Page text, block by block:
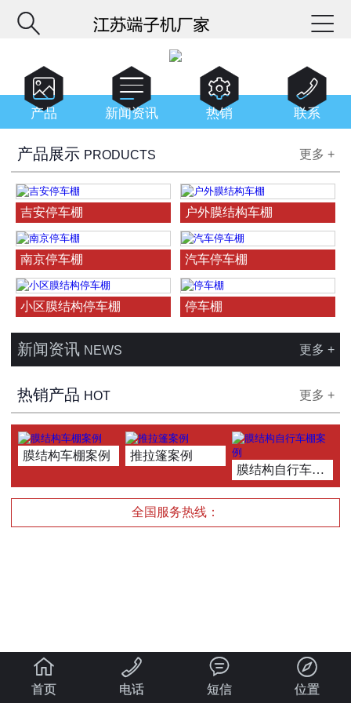



产品 
新闻资讯 
热销 
联系
产品展示 PRODUCTS 更多 +
吉安停车棚 户外膜结构车棚
南京停车棚 汽车停车棚
小区膜结构停车棚 停车棚
新闻资讯 NEWS 更多 +
热销产品 HOT 更多 +
膜结构车棚案例
推拉篷案例
膜结构自行车棚案例
全国服务热线：

首页

电话

短信

位置